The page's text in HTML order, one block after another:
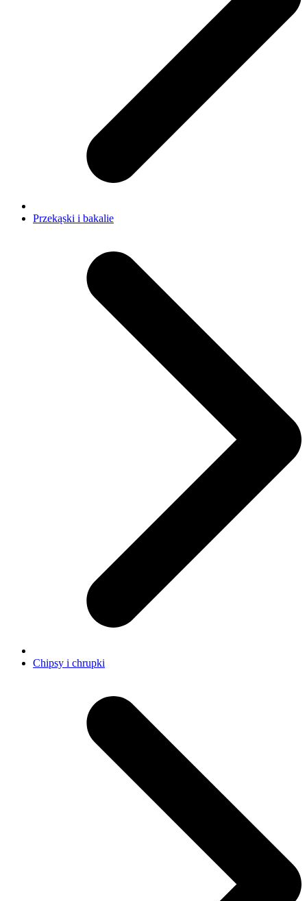
Przekąski i bakalie
Chipsy i chrupki